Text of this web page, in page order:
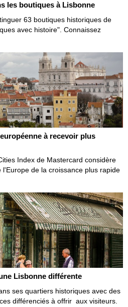
les boutiques à Lisbonne
63 boutiques historiques de
avec histoire". Connaissez
à recevoir plus
Index de Mastercard considère
de la croissance plus rapide
Lisbonne différente
ses quartiers historiques avec des
différenciés à offrir aux visiteurs.